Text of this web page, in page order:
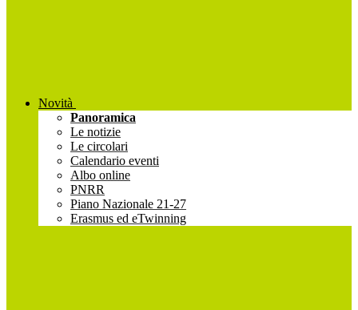
Novità
Panoramica
Le notizie
Le circolari
Calendario eventi
Albo online
PNRR
Piano Nazionale 21-27
Erasmus ed eTwinning